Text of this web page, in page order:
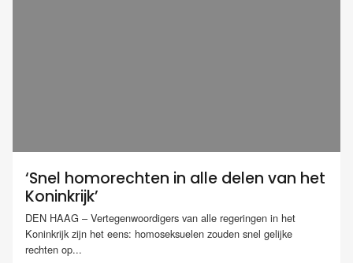
‘Snel homorechten in alle delen van het
Koninkrijk’
DEN HAAG – Vertegenwoordigers van alle regeringen in het
Koninkrijk zijn het eens: homoseksuelen zouden snel gelijke
rechten op...